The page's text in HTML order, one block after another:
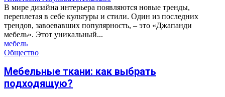
В мире дизайна интерьера появляются новые тренды,
переплетая в себе культуры и стили. Один из последних
трендов, завоевавших популярность, – это «Джапанди
мебель». Этот уникальный...
мебель
Общество
Мебельные ткани: как выбрать
подходящую?